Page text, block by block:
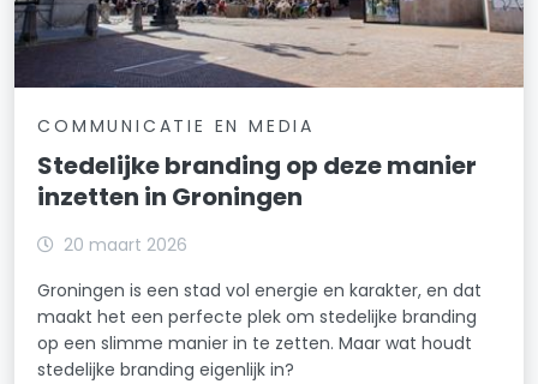
COMMUNICATIE EN MEDIA
Stedelijke branding op deze manier
inzetten in Groningen
20 maart 2026
Groningen is een stad vol energie en karakter, en dat
maakt het een perfecte plek om stedelijke branding
op een slimme manier in te zetten. Maar wat houdt
stedelijke branding eigenlijk in?